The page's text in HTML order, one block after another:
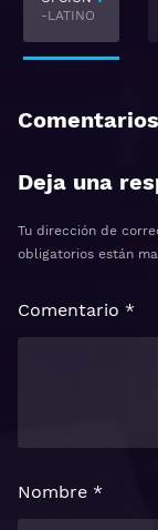
-LATINO
Comentarios
Deja una
Tu dirección de
obligatorios están
Comentario *
Nombre *